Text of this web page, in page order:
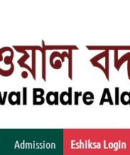
Admission Eshiksa Login